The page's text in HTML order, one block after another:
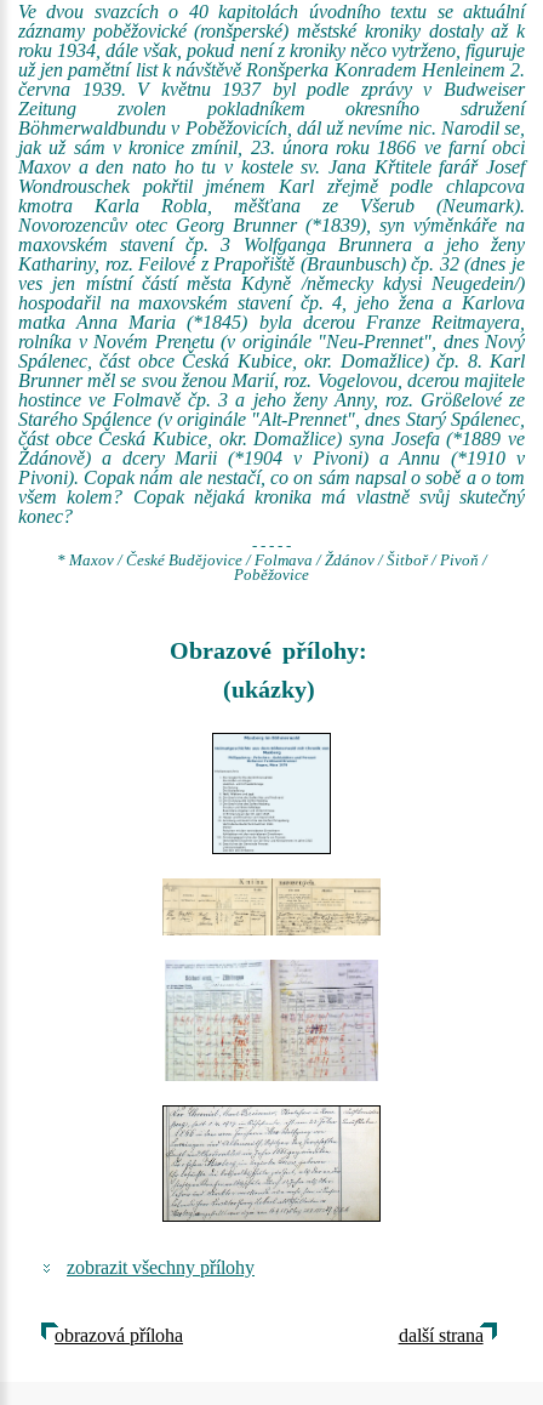
Ve dvou svazcích o 40 kapitolách úvodního textu se aktuální
záznamy poběžovické (ronšperské) městské kroniky dostaly až k
roku 1934, dále však, pokud není z kroniky něco vytrženo, figuruje
už jen pamětní list k návštěvě Ronšperka Konradem Henleinem 2.
června 1939. V květnu 1937 byl podle zprávy v Budweiser
Zeitung zvolen pokladníkem okresního sdružení
Böhmerwaldbundu v Poběžovicích, dál už nevíme nic. Narodil se,
jak už sám v kronice zmínil, 23. února roku 1866 ve farní obci
Maxov a den nato ho tu v kostele sv. Jana Křtitele farář Josef
Wondrouschek pokřtil jménem Karl zřejmě podle chlapcova
kmotra Karla Robla, měšťana ze Všerub (Neumark).
Novorozencův otec Georg Brunner (*1839), syn výměnkáře na
maxovském stavení čp. 3 Wolfganga Brunnera a jeho ženy
Kathariny, roz. Feilové z Prapořiště (Braunbusch) čp. 32 (dnes je
ves jen místní částí města Kdyně /německy kdysi Neugedein/)
hospodařil na maxovském stavení čp. 4, jeho žena a Karlova
matka Anna Maria (*1845) byla dcerou Franze Reitmayera,
rolníka v Novém Prenetu (v originále "Neu-Prennet", dnes Nový
Spálenec, část obce Česká Kubice, okr. Domažlice) čp. 8. Karl
Brunner měl se svou ženou Marií, roz. Vogelovou, dcerou majitele
hostince ve Folmavě čp. 3 a jeho ženy Anny, roz. Größelové ze
Starého Spálence (v originále "Alt-Prennet", dnes Starý Spálenec,
část obce Česká Kubice, okr. Domažlice) syna Josefa (*1889 ve
Ždánově) a dcery Marii (*1904 v Pivoni) a Annu (*1910 v
Pivoni). Copak nám ale nestačí, co on sám napsal o sobě a o tom
všem kolem? Copak nějaká kronika má vlastně svůj skutečný
konec?
- - - - -
* Maxov / České Budějovice / Folmava / Ždánov / Šitboř / Pivoň /
Poběžovice
Obrazové přílohy:
(ukázky)
zobrazit všechny přílohy
obrazová příloha další strana